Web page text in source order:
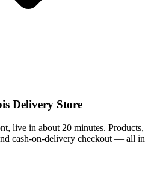
Delivery Store
live in about 20 minutes. Products,
cash-on-delivery checkout — all in